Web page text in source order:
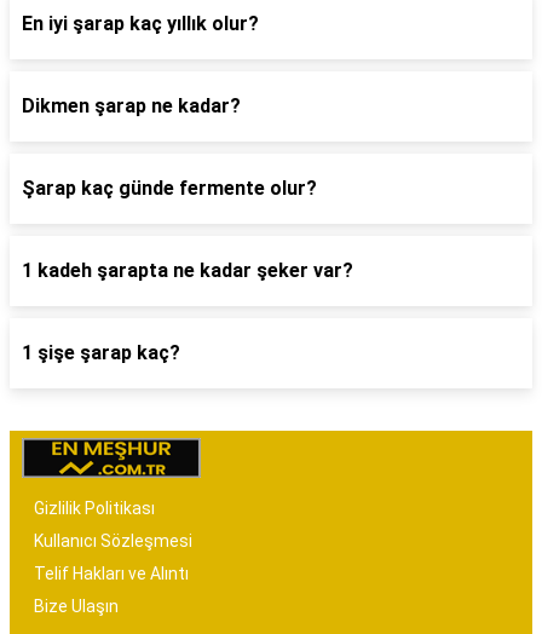
En iyi şarap kaç yıllık olur?
Dikmen şarap ne kadar?
Şarap kaç günde fermente olur?
1 kadeh şarapta ne kadar şeker var?
1 şişe şarap kaç?
Gizlilik Politikası
Kullanıcı Sözleşmesi
Telif Hakları ve Alıntı
Bize Ulaşın